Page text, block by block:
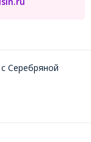
Серебряной